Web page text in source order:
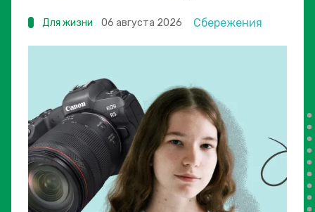
Для жизни 06 августа 2026 Сбережения